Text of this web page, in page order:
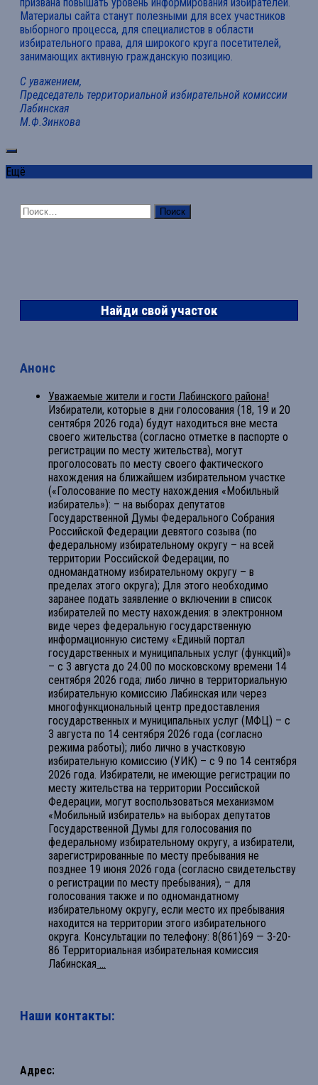
Материалы сайта станут полезными для всех участников
выборного процесса, для специалистов в области
избирательного права, для широкого круга посетителей,
занимающих активную гражданскую позицию.
С уважением,
Председатель территориальной избирательной комиссии
Лабинская
М.Ф.Зинкова
Ещё
Найти:
Найди свой участок
Анонс
Уважаемые жители и гости Лабинского района!
Избиратели, которые в дни голосования (18, 19 и 20
сентября 2026 года) будут находиться вне места
своего жительства (согласно отметке в паспорте о
регистрации по месту жительства), могут
проголосовать по месту своего фактического
нахождения на ближайшем избирательном участке
(«Голосование по месту нахождения «Мобильный
избиратель»): – на выборах депутатов
Государственной Думы Федерального Собрания
Российской Федерации девятого созыва (по
федеральному избирательному округу – на всей
территории Российской Федерации, по
одномандатному избирательному округу – в
пределах этого округа); Для этого необходимо
заранее подать заявление о включении в список
избирателей по месту нахождения: в электронном
виде через федеральную государственную
информационную систему «Единый портал
государственных и муниципальных услуг (функций)»
– с 3 августа до 24.00 по московскому времени 14
сентября 2026 года; либо лично в территориальную
избирательную комиссию Лабинская или через
многофункциональный центр предоставления
государственных и муниципальных услуг (МФЦ) – с
3 августа по 14 сентября 2026 года (согласно
режима работы); либо лично в участковую
избирательную комиссию (УИК) – с 9 по 14 сентября
2026 года. Избиратели, не имеющие регистрации по
месту жительства на территории Российской
Федерации, могут воспользоваться механизмом
«Мобильный избиратель» на выборах депутатов
Государственной Думы для голосования по
федеральному избирательному округу, а избиратели,
зарегистрированные по месту пребывания не
позднее 19 июня 2026 года (согласно свидетельству
о регистрации по месту пребывания), – для
голосования также и по одномандатному
избирательному округу, если место их пребывания
находится на территории этого избирательного
округа. Консультации по телефону: 8(861)69 — 3-20-
86 Территориальная избирательная комиссия
Лабинская ...
Наши контакты:
Адрес: